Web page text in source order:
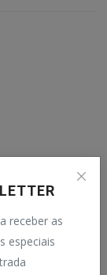
receber as
especiais